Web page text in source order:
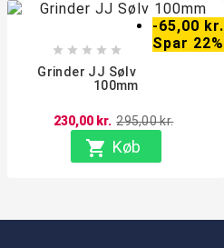
-65,00 kr.
Spar 22%
    
Grinder JJ Sølv
100mm
230,00 kr. 295,00 kr.
 Køb